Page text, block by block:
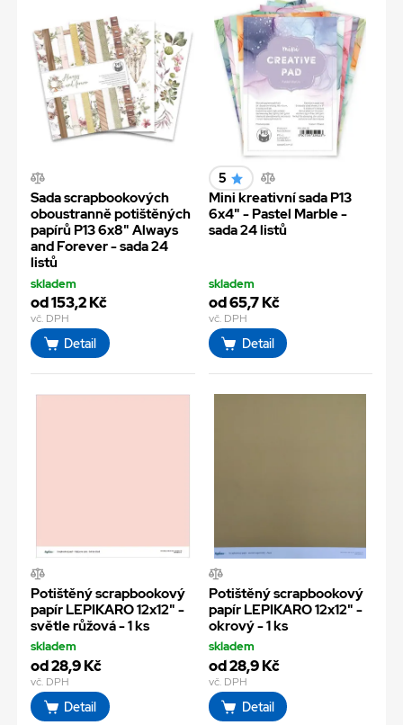
Sada scrapbookových
oboustranně potištěných
papírů P13 6x8" Always
and Forever - sada 24
listů
skladem
od 153,2 Kč
vč. DPH
Detail
5
Mini kreativní sada P13
6x4" - Pastel Marble -
sada 24 listů
skladem
od 65,7 Kč
vč. DPH
Detail
Potištěný scrapbookový
papír LEPIKARO 12x12" -
světle růžová - 1 ks
skladem
od 28,9 Kč
vč. DPH
Detail
Potištěný scrapbookový
papír LEPIKARO 12x12" -
okrový - 1 ks
skladem
od 28,9 Kč
vč. DPH
Detail